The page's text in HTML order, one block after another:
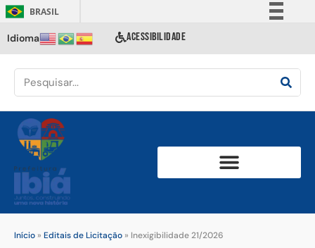
BRASIL
Comunica BR
Acesso à informação
Idioma ACESSIBILIDADE
Início » Editais de Licitação » Inexigibilidade 21/2026